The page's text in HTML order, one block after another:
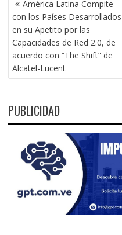
DE
ENTRADAS
América Latina Compite
con los Países Desarrollados
en su Apetito por las
Capacidades de Red 2.0, de
acuerdo con “The Shift” de
Alcatel-Lucent
PUBLICIDAD